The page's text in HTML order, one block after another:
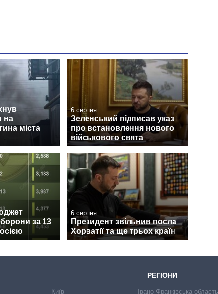
на
міста
6 серпня
Зеленський підписав указ
про встановлення нового
військового свята
за 13
6 серпня
Президент звільнив посла
Хорватії та ще трьох країн
РЕГІОНИ
Київ Івано-Франківська область